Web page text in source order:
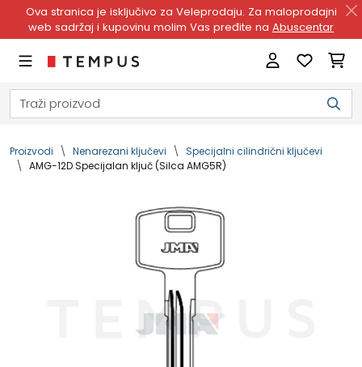
Ova stranica je isključivo za Veleprodaju. Za maloprodajni
web sadržaj i kupovinu molim Vas pređite na Abuscentar
Proizvodi Nenarezani ključevi
Specijalni cilindrični ključevi
AMG-12D Specijalan ključ (Silca AMG5R)